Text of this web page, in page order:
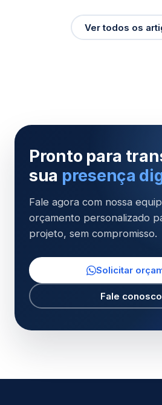
Ver todos os
Pronto para
sua presença
Fale agora com nossa
orçamento personalizado
projeto, sem compromisso.
Solicitar
Fale conosco